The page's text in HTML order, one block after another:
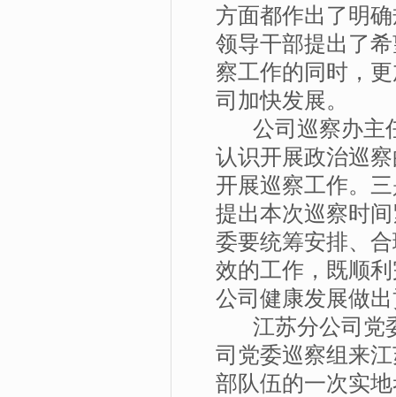
方面都作出了明
领导干部提出了
察工作的同时，
司加快发展。
公司巡察办主
认识开展政治巡
开展巡察工作。
提出本次巡察时
委要统筹安排、
效的工作，既顺
公司健康发展做
江苏分公司党
司党委巡察组来
部队伍的一次实